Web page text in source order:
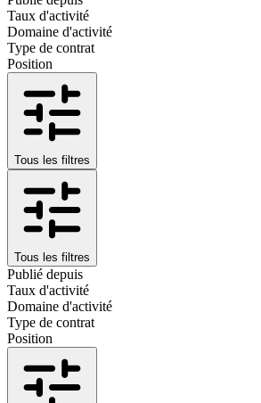
Taux d'activité
Domaine d'activité
Type de contrat
Position
Tous les filtres
Tous les filtres
Publié depuis
Taux d'activité
Domaine d'activité
Type de contrat
Position